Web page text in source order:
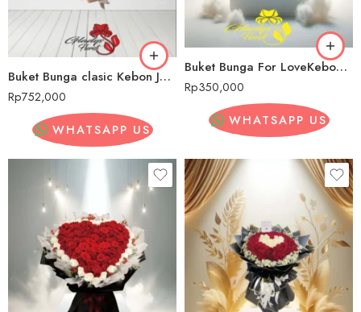
Buket Bunga clasic Kebon Jeruk
Rp752,000
WHATSAPP US
Buket Bunga For LoveKebon Jeruk
Rp350,000
WHATSAPP US